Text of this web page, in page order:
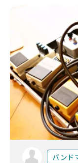
バンド